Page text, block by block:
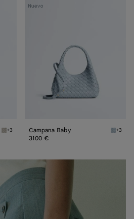
Silica grey Campana Baby
+3
Nuevo
Campana
Campana Baby Glacial
+3
3100 €